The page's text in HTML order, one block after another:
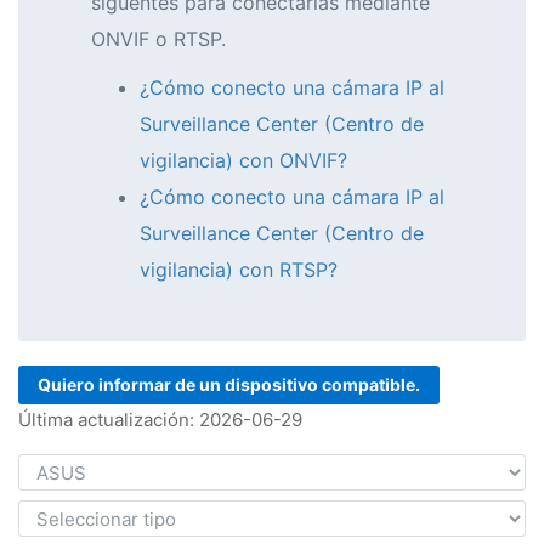
ONVIF o RTSP.
¿Cómo conecto una cámara IP al
Surveillance Center (Centro de
vigilancia) con ONVIF?
¿Cómo conecto una cámara IP al
Surveillance Center (Centro de
vigilancia) con RTSP?
Quiero informar de un dispositivo compatible.
Última actualización: 2026-06-29